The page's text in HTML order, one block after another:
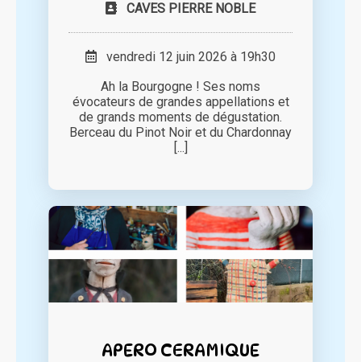
CAVES PIERRE NOBLE
vendredi 12 juin 2026 à 19h30
Ah la Bourgogne ! Ses noms
évocateurs de grandes appellations et
de grands moments de dégustation.
Berceau du Pinot Noir et du Chardonnay
[...]
APERO CERAMIQUE